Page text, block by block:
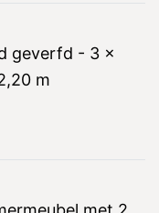
geverfd - 3 x
m